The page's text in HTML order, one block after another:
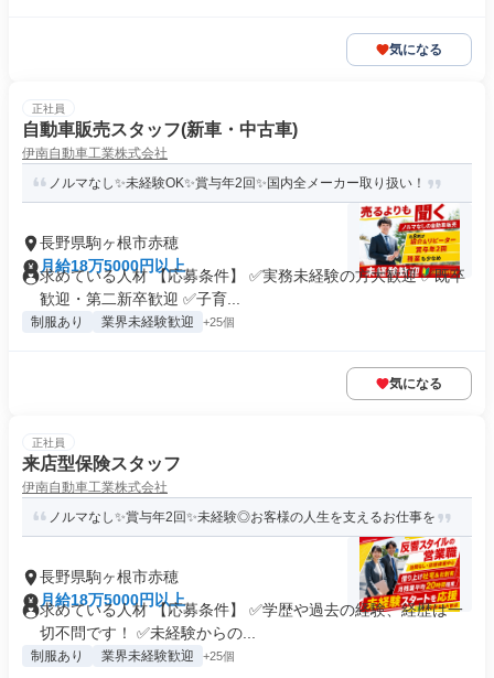
気になる
正社員
自動車販売スタッフ(新車・中古車)
伊南自動車工業株式会社
ノルマなし✨未経験OK✨賞与年2回✨国内全メーカー取り扱い！
長野県駒ヶ根市赤穂
月給18万5000円以上
求めている人材 【応募条件】 ✅実務未経験の方大歓迎 ✅既卒
歓迎・第二新卒歓迎 ✅子育...
制服あり 業界未経験歓迎 +25個
気になる
正社員
来店型保険スタッフ
伊南自動車工業株式会社
ノルマなし✨賞与年2回✨未経験◎お客様の人生を支えるお仕事を
長野県駒ヶ根市赤穂
月給18万5000円以上
求めている人材 【応募条件】 ✅学歴や過去の経験、経歴は一
切不問です！ ✅未経験からの...
制服あり 業界未経験歓迎 +25個